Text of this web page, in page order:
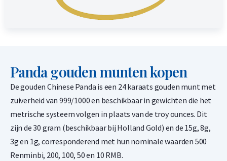
Panda gouden munten kopen
De gouden Chinese Panda is een 24 karaats gouden munt met
zuiverheid van 999/1000 en beschikbaar in gewichten die het
metrische systeem volgen in plaats van de troy ounces. Dit
zijn de 30 gram (beschikbaar bij Holland Gold) en de 15g, 8g,
3g en 1g, corresponderend met hun nominale waarden 500
Renminbi, 200, 100, 50 en 10 RMB.